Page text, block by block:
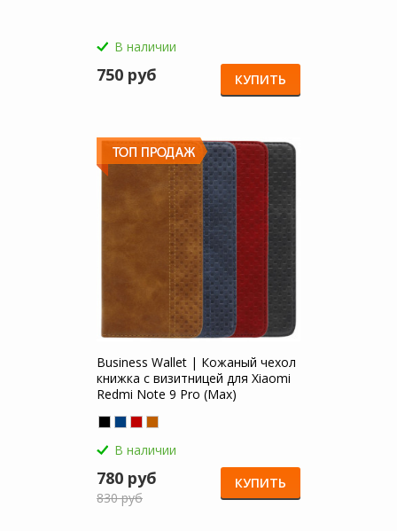
В наличии
750 руб КУПИТЬ
Business Wallet | Кожаный чехол
книжка с визитницей для Xiaomi
Redmi Note 9 Pro (Max)
В наличии
780 руб
830 руб
КУПИТЬ